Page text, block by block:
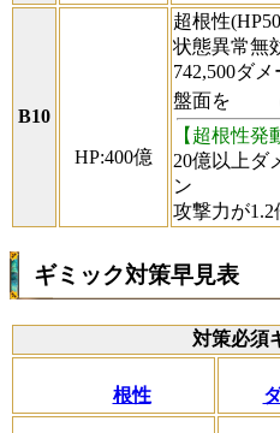
B10
HP:400億
超根性
状態異常無
742,500ダメ
盤面を
【超根性発
20億以上ダ
ン
攻撃力が1.2
ギミック対策早見表
対策必須
根性